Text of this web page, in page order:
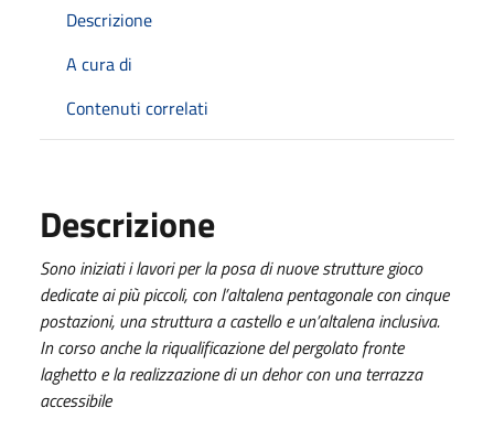
Descrizione
A cura di
Contenuti correlati
Descrizione
Sono iniziati i lavori per la posa di nuove strutture gioco
dedicate ai più piccoli, con l’altalena pentagonale con cinque
postazioni, una struttura a castello e un’altalena inclusiva.
In corso anche la riqualificazione del pergolato fronte
laghetto e la realizzazione di un dehor con una terrazza
accessibile